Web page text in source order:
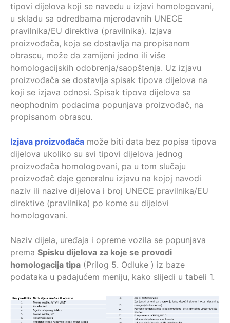
tipovi dijelova koji se navedu u izjavi homologovani,
u skladu sa odredbama mjerodavnih UNECE
pravilnika/EU direktiva (pravilnika). Izjava
proizvođača, koja se dostavlja na propisanom
obrascu, može da zamijeni jedno ili više
homologacijskih odobrenja/saopštenja. Uz izjavu
proizvođača se dostavlja spisak tipova dijelova na
koji se izjava odnosi. Spisak tipova dijelova sa
neophodnim podacima popunjava proizvođač, na
propisanom obrascu.
Izjava proizvođača može biti data bez popisa tipova
dijelova ukoliko su svi tipovi dijelova jednog
proizvođača homologovani, pa u tom slučaju
proizvođač daje generalnu izjavu na kojoj navodi
naziv ili nazive dijelova i broj UNECE pravilnika/EU
direktive (pravilnika) po kome su dijelovi
homologovani.
Naziv dijela, uređaja i opreme vozila se popunjava
prema Spisku dijelova za koje se provodi
homologacija tipa (Prilog 5. Odluke ) iz baze
podataka u padajućem meniju, kako slijedi u tabeli 1.